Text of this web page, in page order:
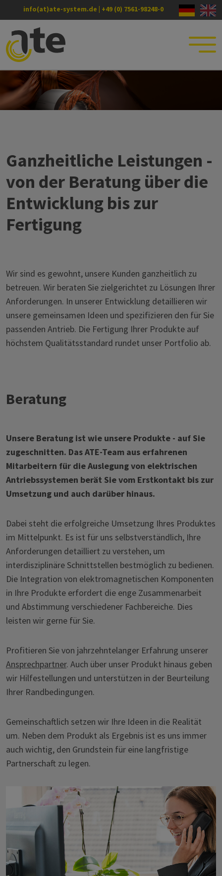
info(at)ate-system.de | +49 (0) 7561-98248-0
Ganzheitliche Leistungen -
von der Beratung über die
Entwicklung bis zur
Fertigung
Wir sind es gewohnt, unsere Kunden ganzheitlich zu
betreuen. Wir beraten Sie zielgerichtet zu Lösungen Ihrer
Anforderungen. In unserer Entwicklung detaillieren wir
unsere gemeinsamen Ideen und spezifizieren den für Sie
passenden Antrieb. Die Fertigung Ihrer Produkte auf
höchstem Qualitätsstandard rundet unser Portfolio ab.
Beratung
Unsere Beratung ist wie unsere Produkte - auf Sie
zugeschnitten. Das ATE-Team aus erfahrenen
Mitarbeitern für die Auslegung von elektrischen
Antriebssystemen berät Sie vom Erstkontakt bis zur
Umsetzung und auch darüber hinaus.
Dabei steht die erfolgreiche Umsetzung Ihres Produktes
im Mittelpunkt. Es ist für uns selbstverständlich, Ihre
Anforderungen detailliert zu verstehen, um
interdisziplinäre Schnittstellen bestmöglich zu bedienen.
Die Integration von elektromagnetischen Komponenten
in Ihre Produkte erfordert die enge Zusammenarbeit
und Abstimmung verschiedener Fachbereiche. Dies
leisten wir gerne für Sie.
Profitieren Sie von jahrzehntelanger Erfahrung unserer
Ansprechpartner. Auch über unser Produkt hinaus geben
wir Hilfestellungen und unterstützen in der Beurteilung
Ihrer Randbedingungen.
Gemeinschaftlich setzen wir Ihre Ideen in die Realität
um. Neben dem Produkt als Ergebnis ist es uns immer
auch wichtig, den Grundstein für eine langfristige
Partnerschaft zu legen.